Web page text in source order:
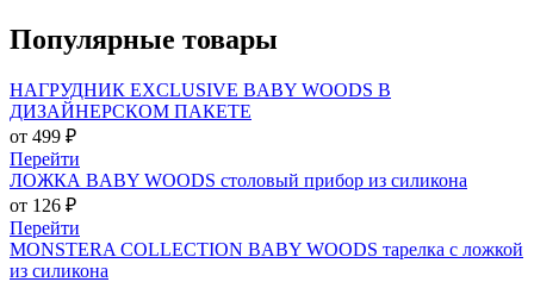
Популярные товары
НАГРУДНИК EXCLUSIVE BABY WOODS В
ДИЗАЙНЕРСКОМ ПАКЕТЕ
от 499 ₽
Перейти
ЛОЖКА BABY WOODS столовый прибор из силикона
от 126 ₽
Перейти
MONSTERA COLLECTION BABY WOODS тарелка с ложкой
из силикона